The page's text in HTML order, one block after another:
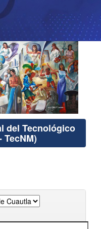
del Tecnológico
TecNM)